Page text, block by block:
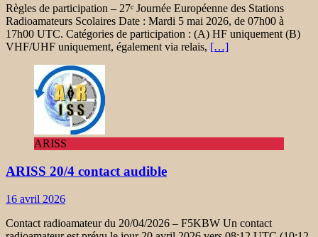
Règles de participation – 27ᵉ Journée Européenne des Stations
Radioamateurs Scolaires Date : Mardi 5 mai 2026, de 07h00 à
17h00 UTC. Catégories de participation : (A) HF uniquement (B)
VHF/UHF uniquement, également via relais, […]
ARISS
ARISS 20/4 contact audible
16 avril 2026
Contact radioamateur du 20/04/2026 – F5KBW Un contact